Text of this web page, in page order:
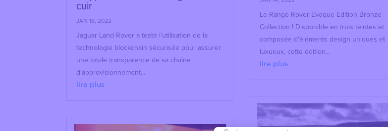
cuir
JAN 18, 2022
Jaguar Land Rover a testé l’utilisation de la
technologie blockchain sécurisée pour assurer
une totale transparence de sa chaîne
d’approvisionnement...
lire plus
Le Range Rover Evoque Edition Bronze
Collection ! Disponible en trois teintes et
composée d'éléments design uniques et
luxueux, cette édition...
lire plus